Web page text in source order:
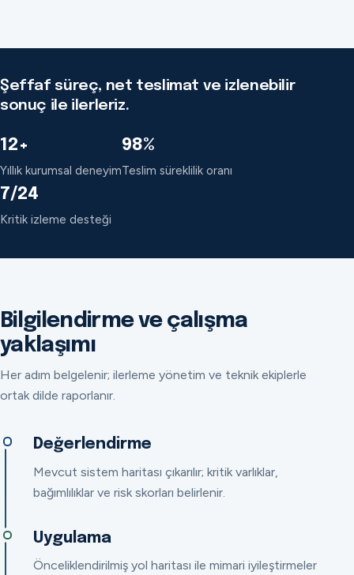
Şeffaf süreç, net teslimat ve izlenebilir
sonuç ile ilerleriz.
12+
Yıllık kurumsal deneyim
98%
Teslim süreklilik oranı
7/24
Kritik izleme desteği
Bilgilendirme ve çalışma
yaklaşımı
Her adım belgelenir; ilerleme yönetim ve teknik ekiplerle
ortak dilde raporlanır.
Değerlendirme
Mevcut sistem haritası çıkarılır; kritik varlıklar,
bağımlılıklar ve risk skorları belirlenir.
Uygulama
Önceliklendirilmiş yol haritası ile mimari iyileştirmeler